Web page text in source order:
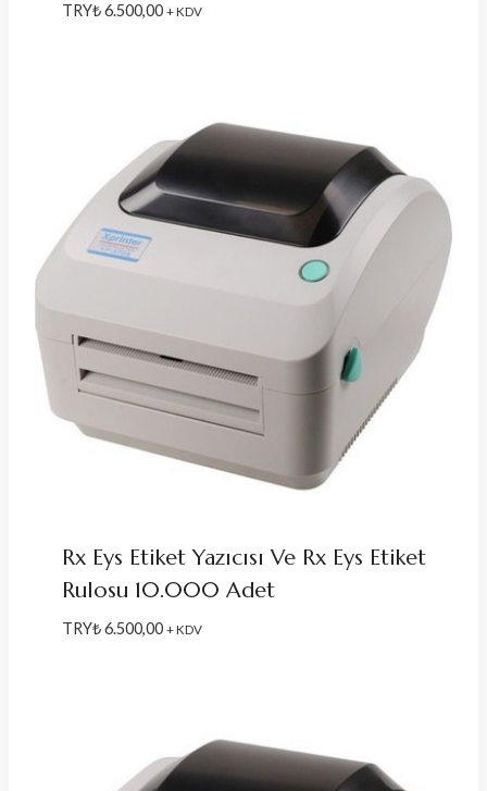
TRY₺6.500,00 + KDV
Rx Eys Etiket Yazıcısı Ve Rx Eys Etiket
Rulosu 10.000 Adet
TRY₺6.500,00 + KDV